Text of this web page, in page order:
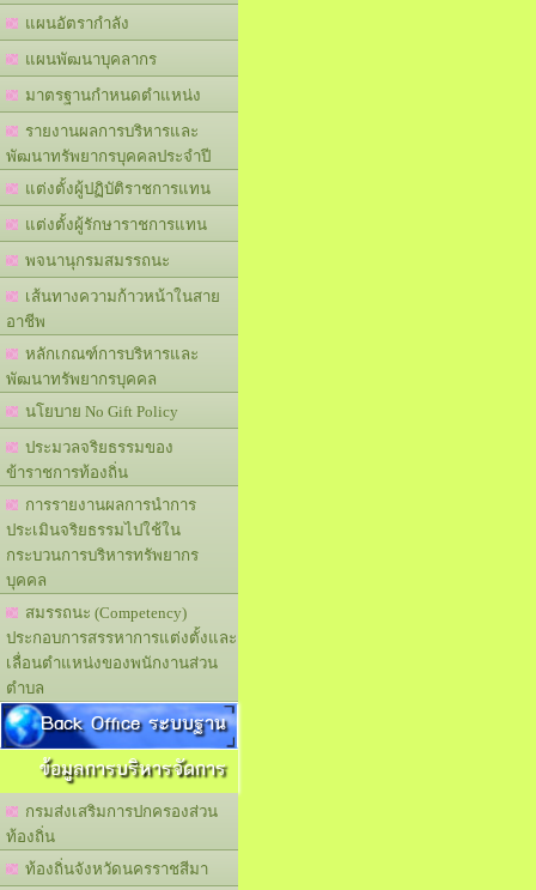
แผนอัตรากำลัง
แผนพัฒนาบุคลากร
มาตรฐานกำหนดตำแหน่ง
รายงานผลการบริหารและ
พัฒนาทรัพยากรบุคคลประจำปี
แต่งตั้งผู้ปฏิบัติราชการแทน
แต่งตั้งผู้รักษาราชการแทน
พจนานุกรมสมรรถนะ
เส้นทางความก้าวหน้าในสาย
อาชีพ
หลักเกณฑ์การบริหารและ
พัฒนาทรัพยากรบุคคล
นโยบาย No Gift Policy
ประมวลจริยธรรมของ
ข้าราชการท้องถิ่น
การรายงานผลการนำการ
ประเมินจริยธรรมไปใช้ใน
กระบวนการบริหารทรัพยากร
บุคคล
สมรรถนะ (Competency)
ประกอบการสรรหาการแต่งตั้งและ
เลื่อนตำแหน่งของพนักงานส่วน
ตำบล
Back Office ระบบฐาน
ข้อมูลการบริหารจัดการ
กรมส่งเสริมการปกครองส่วน
ท้องถิ่น
ท้องถิ่นจังหวัดนครราชสีมา